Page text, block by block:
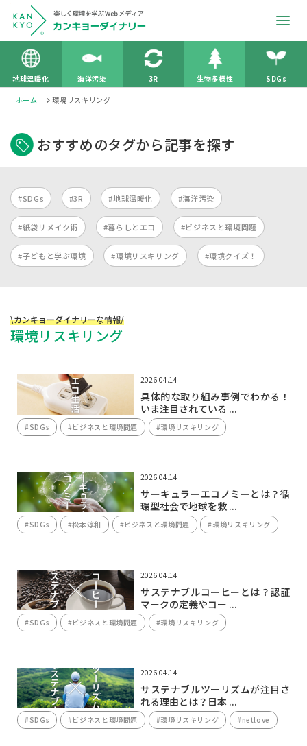
地球温暖化 海洋汚染 3R 生物多様性 SDGs
ホーム 環境リスキリング
おすすめのタグから記事を探す
#SDGs #3R #地球温暖化 #海洋汚染
#紙袋リメイク術 #暮らしとエコ #ビジネスと環境問題
#子どもと学ぶ環境 #環境リスキリング #環境クイズ！
\カンキョーダイナリーな情報/
環境リスキリング
2026.04.14
具体的な取り組み事例でわかる！
いま注目されている ...
#SDGs #ビジネスと環境問題 #環境リスキリング
2026.04.14
サーキュラーエコノミーとは？循
環型社会で地球を救 ...
#SDGs #松本淳和 #ビジネスと環境問題 #環境リスキリング
2026.04.14
サステナブルコーヒーとは？認証
マークの定義やコー ...
#SDGs #ビジネスと環境問題 #環境リスキリング
2026.04.14
サステナブルツーリズムが注目さ
れる理由とは？日本 ...
#SDGs #ビジネスと環境問題 #環境リスキリング #netlove